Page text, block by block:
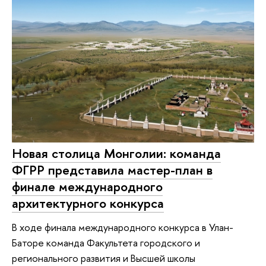
Новая столица Монголии: команда
ФГРР представила мастер-план в
финале международного
архитектурного конкурса
В ходе финала международного конкурса в Улан-
Баторе команда Факультета городского и
регионального развития и Высшей школы